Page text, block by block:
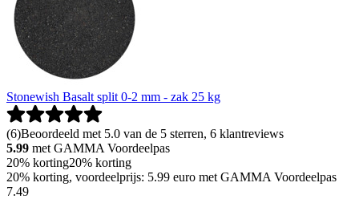
Stonewish Basalt split 0-2 mm - zak 25 kg
(6)Beoordeeld met 5.0 van de 5 sterren, 6 klantreviews
5.99 met GAMMA Voordeelpas
20% korting20% korting
20% korting, voordeelprijs: 5.99 euro met GAMMA Voordeelpas
7.49